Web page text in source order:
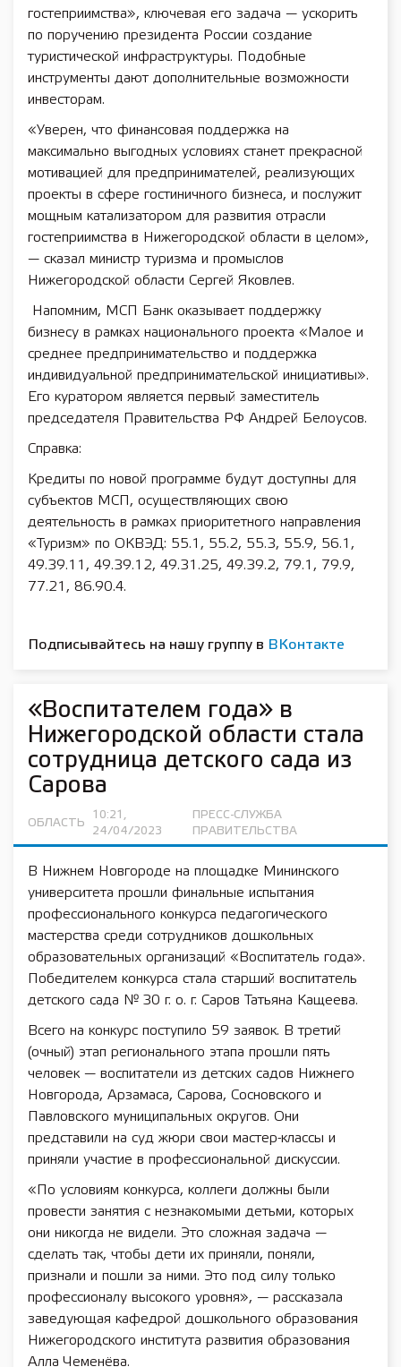
гостеприимства», ключевая его задача — ускорить
по поручению президента России создание
туристической инфраструктуры. Подобные
инструменты дают дополнительные возможности
инвесторам.
«Уверен, что финансовая поддержка на
максимально выгодных условиях станет прекрасной
мотивацией для предпринимателей, реализующих
проекты в сфере гостиничного бизнеса, и послужит
мощным катализатором для развития отрасли
гостеприимства в Нижегородской области в целом»,
— сказал министр туризма и промыслов
Нижегородской области Сергей Яковлев.
Напомним, МСП Банк оказывает поддержку
бизнесу в рамках национального проекта «Малое и
среднее предпринимательство и поддержка
индивидуальной предпринимательской инициативы».
Его куратором является первый заместитель
председателя Правительства РФ Андрей Белоусов.
Справка:
Кредиты по новой программе будут доступны для
субъектов МСП, осуществляющих свою
деятельность в рамках приоритетного направления
«Туризм» по ОКВЭД: 55.1, 55.2, 55.3, 55.9, 56.1,
49.39.11, 49.39.12, 49.31.25, 49.39.2, 79.1, 79.9,
77.21, 86.90.4.
Подписывайтесь на нашу группу в ВКонтакте
«Воспитателем года» в
Нижегородской области стала
сотрудница детского сада из
Сарова
ОБЛАСТЬ
10:21,
24/04/2023
ПРЕСС-СЛУЖБА
ПРАВИТЕЛЬСТВА
В Нижнем Новгороде на площадке Мининского
университета прошли финальные испытания
профессионального конкурса педагогического
мастерства среди сотрудников дошкольных
образовательных организаций «Воспитатель года».
Победителем конкурса стала старший воспитатель
детского сада № 30 г. о. г. Саров Татьяна Кащеева.
Всего на конкурс поступило 59 заявок. В третий
(очный) этап регионального этапа прошли пять
человек — воспитатели из детских садов Нижнего
Новгорода, Арзамаса, Сарова, Сосновского и
Павловского муниципальных округов. Они
представили на суд жюри свои мастер-классы и
приняли участие в профессиональной дискуссии.
«По условиям конкурса, коллеги должны были
провести занятия с незнакомыми детьми, которых
они никогда не видели. Это сложная задача —
сделать так, чтобы дети их приняли, поняли,
признали и пошли за ними. Это под силу только
профессионалу высокого уровня», — рассказала
заведующая кафедрой дошкольного образования
Нижегородского института развития образования
Алла Чеменёва.